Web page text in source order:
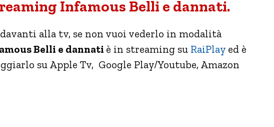
Infamous Belli e dannati.
alla tv, se non vuoi vederlo in modalità
Belli e dannati è in streaming su RaiPlay ed è
su Apple Tv, Google Play/Youtube, Amazon